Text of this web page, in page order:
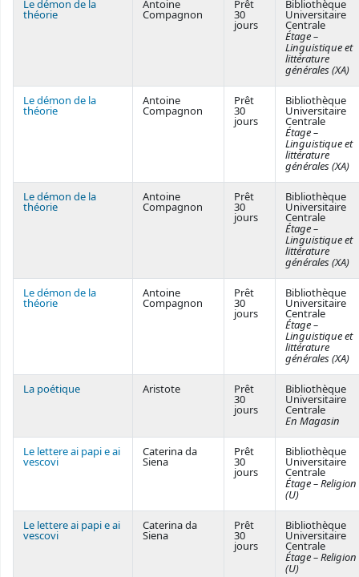
Le démon de la
théorie
Antoine
Compagnon
Prêt
30
jours
Bibliothèque
Universitaire
Centrale
Étage –
Linguistique et
littérature
générales (XA)
Le démon de la
théorie
Antoine
Compagnon
Prêt
30
jours
Bibliothèque
Universitaire
Centrale
Étage –
Linguistique et
littérature
générales (XA)
Le démon de la
théorie
Antoine
Compagnon
Prêt
30
jours
Bibliothèque
Universitaire
Centrale
Étage –
Linguistique et
littérature
générales (XA)
Le démon de la
théorie
Antoine
Compagnon
Prêt
30
jours
Bibliothèque
Universitaire
Centrale
Étage –
Linguistique et
littérature
générales (XA)
La poétique Aristote Prêt
30
jours
Bibliothèque
Universitaire
Centrale
En Magasin
Le lettere ai papi e ai
vescovi
Caterina da
Siena
Prêt
30
jours
Bibliothèque
Universitaire
Centrale
Étage – Religion
(U)
Le lettere ai papi e ai
vescovi
Caterina da
Siena
Prêt
30
jours
Bibliothèque
Universitaire
Centrale
Étage – Religion
(U)